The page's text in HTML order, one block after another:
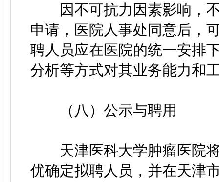
因不可抗力因素影响，不
申请，医院人事处同意后，
聘人员应在医院的统一安排
分析等方式对其业务能力和
（八）公示与聘用
天津医科大学肿瘤医院将
优确定拟聘人员，并在天津